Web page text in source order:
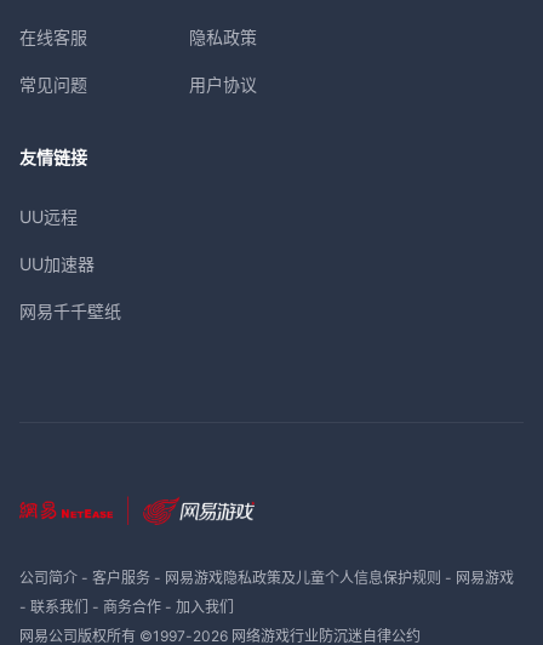
在线客服
常见问题
隐私政策
用户协议
友情链接
UU远程
UU加速器
网易千千壁纸
公司简介- 客户服务- 网易游戏隐私政策及儿童个人信息保护规则 - 网易游戏
- 联系我们 - 商务合作- 加入我们
网易公司版权所有 ©1997-2026 网络游戏行业防沉迷自律公约